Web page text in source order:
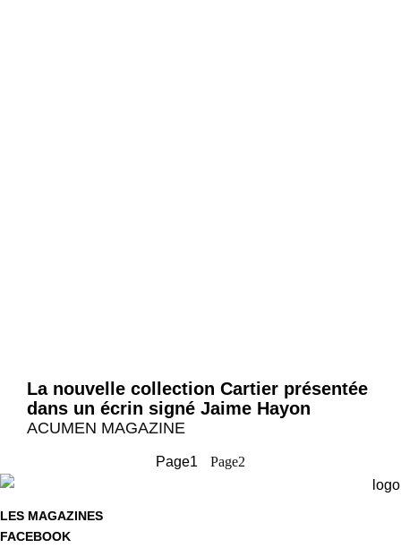
La nouvelle collection Cartier présentée
dans un écrin signé Jaime Hayon
ACUMEN MAGAZINE
Page1 Page2
LES MAGAZINES
FACEBOOK